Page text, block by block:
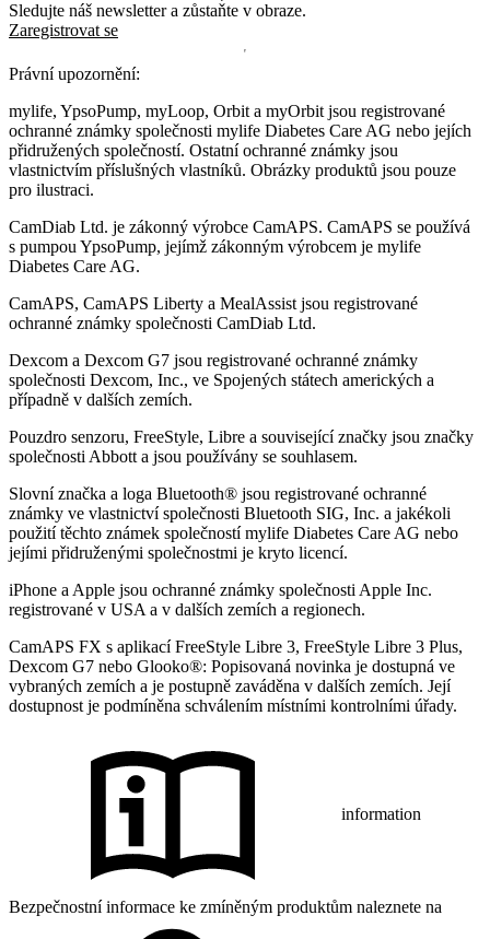
Sledujte náš newsletter a zůstaňte v obraze.
Zaregistrovat se
Právní upozornění:
mylife, YpsoPump, myLoop, Orbit a myOrbit jsou registrované
ochranné známky společnosti mylife Diabetes Care AG nebo jejích
přidružených společností. Ostatní ochranné známky jsou
vlastnictvím příslušných vlastníků. Obrázky produktů jsou pouze
pro ilustraci.
CamDiab Ltd. je zákonný výrobce CamAPS. CamAPS se používá
s pumpou YpsoPump, jejímž zákonným výrobcem je mylife
Diabetes Care AG.
CamAPS, CamAPS Liberty a MealAssist jsou registrované
ochranné známky společnosti CamDiab Ltd.
Dexcom a Dexcom G7 jsou registrované ochranné známky
společnosti Dexcom, Inc., ve Spojených státech amerických a
případně v dalších zemích.
Pouzdro senzoru, FreeStyle, Libre a související značky jsou značky
společnosti Abbott a jsou používány se souhlasem.
Slovní značka a loga Bluetooth® jsou registrované ochranné
známky ve vlastnictví společnosti Bluetooth SIG, Inc. a jakékoli
použití těchto známek společností mylife Diabetes Care AG nebo
jejími přidruženými společnostmi je kryto licencí.
iPhone a Apple jsou ochranné známky společnosti Apple Inc.
registrované v USA a v dalších zemích a regionech.
CamAPS FX s aplikací FreeStyle Libre 3, FreeStyle Libre 3 Plus,
Dexcom G7 nebo Glooko®: Popisovaná novinka je dostupná ve
vybraných zemích a je postupně zaváděna v dalších zemích. Její
dostupnost je podmíněna schválením místními kontrolními úřady.
information
Bezpečnostní informace ke zmíněným produktům naleznete na